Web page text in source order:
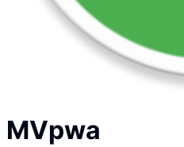
MVpwa